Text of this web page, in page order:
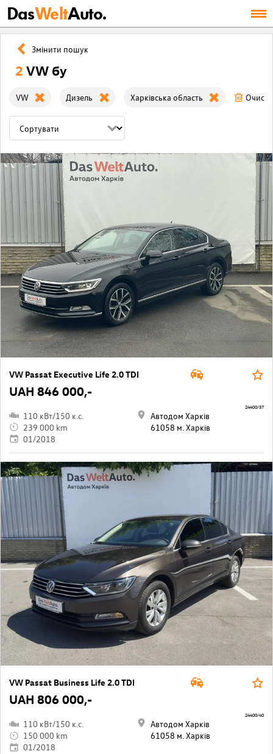
DasWeltAuto.
Змінити пошук
2 VW бу
VW Дизель Харківська область
VW Passat Executive Life 2.0 TDI
UAH 846 000,-
110 кВт/150 к.с.
239 000 km
01/2018
Автодом Харків
61058 м. Харків
24400/37
VW Passat Business Life 2.0 TDI
UAH 806 000,-
110 кВт/150 к.с.
150 000 km
01/2018
Автодом Харків
61058 м. Харків
24400/40